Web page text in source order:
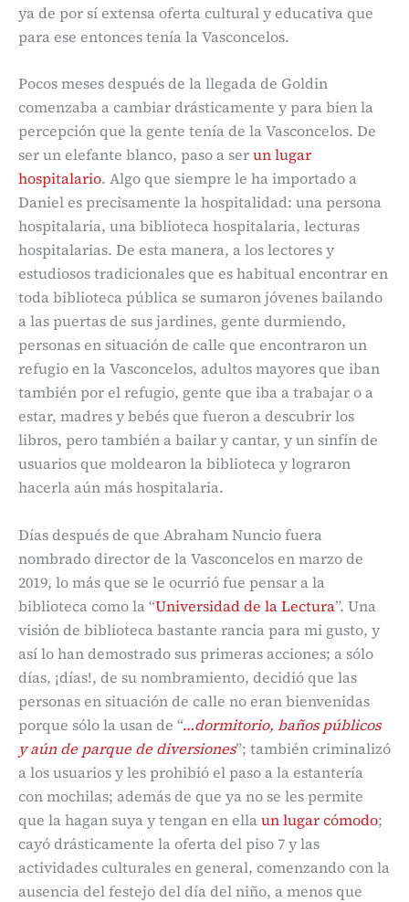
ya de por sí extensa oferta cultural y educativa que
para ese entonces tenía la Vasconcelos.
Pocos meses después de la llegada de Goldin
comenzaba a cambiar drásticamente y para bien la
percepción que la gente tenía de la Vasconcelos. De
ser un elefante blanco, paso a serun lugar
hospitalario. Algo que siempre le ha importado a
Daniel es precisamente la hospitalidad: una persona
hospitalaria, una biblioteca hospitalaria, lecturas
hospitalarias. De esta manera, a los lectores y
estudiosos tradicionales que es habitual encontrar en
toda biblioteca pública se sumaron jóvenes bailando
a las puertas de sus jardines, gente durmiendo,
personas en situación de calle que encontraron un
refugio en la Vasconcelos, adultos mayores que iban
también por el refugio, gente que iba a trabajar o a
estar, madres y bebés que fueron a descubrir los
libros, pero también a bailar y cantar, y un sinfín de
usuarios que moldearon la biblioteca y lograron
hacerla aún más hospitalaria.
Días después de que Abraham Nuncio fuera
nombrado director de la Vasconcelos en marzo de
2019, lo más que se le ocurrió fue pensar a la
biblioteca como la “Universidad de la Lectura”. Una
visión de biblioteca bastante rancia para mi gusto, y
así lo han demostrado sus primeras acciones; a sólo
días, ¡días!, de su nombramiento, decidió que las
personas en situación de calle no eran bienvenidas
porque sólo la usan de “…dormitorio, baños públicos
y aún de parque de diversiones”; también criminalizó
a los usuarios y les prohibió el paso a la estantería
con mochilas; además de que ya no se les permite
que la hagan suya y tengan en ellaun lugar cómodo;
cayó drásticamente la oferta del piso 7 y las
actividades culturales en general, comenzando con la
ausencia del festejo del día del niño, a menos que